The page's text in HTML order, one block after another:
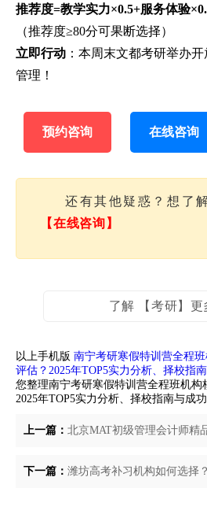
推荐度=教学实力×0.5+服务体验
（推荐度≥80分可果断选择）
立即行动 ：本周末文都考研举办
管理！
预约咨询 在线咨询
还有其他疑惑？想了
【在线咨询】
了解 【考研】更
以上手机版 南宁考研寒假特训营全程
评估？2025年TOP5实力分析、择校指
您整理南宁考研寒假特训营全程班机构
2025年TOP5实力分析、择校指南与成
上一篇： 北京MAT初级管理会计师精
下一篇： 潍坊高考补习机构如何选择